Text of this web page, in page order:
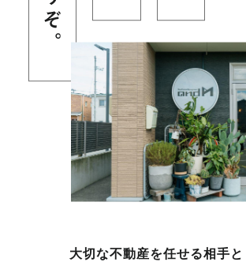
大切な不動産を任せる相手と